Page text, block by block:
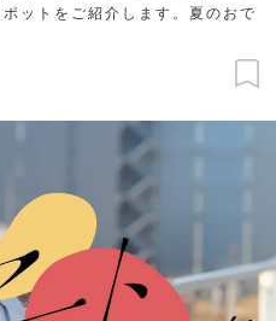
ットをご紹介します。夏のおで